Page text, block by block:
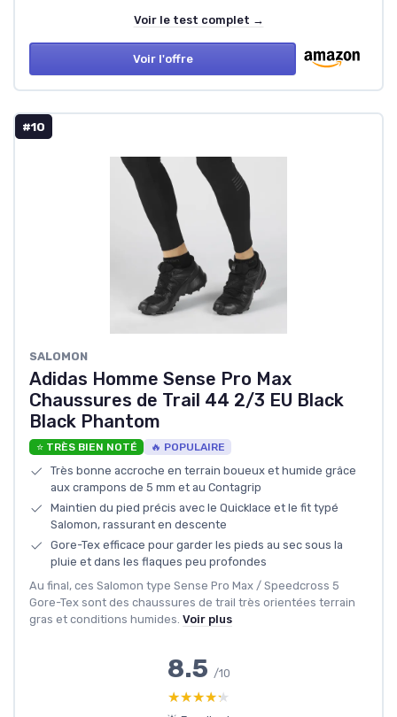
Voir le test complet →
Voir l'offre
#10
SALOMON
Adidas Homme Sense Pro Max
Chaussures de Trail 44 2/3 EU Black
Black Phantom
⭐ TRÈS BIEN NOTÉ 🔥 POPULAIRE
Très bonne accroche en terrain boueux et humide grâce
aux crampons de 5 mm et au Contagrip
Maintien du pied précis avec le Quicklace et le fit typé
Salomon, rassurant en descente
Gore-Tex efficace pour garder les pieds au sec sous la
pluie et dans les flaques peu profondes
Au final, ces Salomon type Sense Pro Max / Speedcross 5
Gore-Tex sont des chaussures de trail très orientées terrain
gras et conditions humides. Voir plus
8.5 /10
★★★★★
★★★★★